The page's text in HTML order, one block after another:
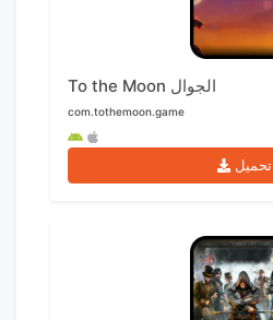
To the Moon الجوال
com.tothemoon.game
تحميل